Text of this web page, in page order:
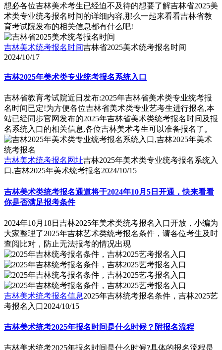
想必各位吉林美术考生已经迫不及待的想要了解吉林省2025美
术类专业统考报名时间的详细内容,那么一起来看看吉林省教
育考试院发布的相关信息都有什么吧!
吉林美术统考报名时间吉林省2025美术统考报名时间
2024/10/17
吉林2025年美术类专业统考报名系统入口
吉林省教育考试院近日发布:2025年吉林省美术类专业统考报
名时间已定!为方便各位吉林省美术类专业艺考生进行报名,本
站已经同步官网发布的2025年吉林省美术类统考报名时间及报
名系统入口的相关信息,各位吉林美术考生可以准备报名了。
吉林美术统考报名网址吉林2025年美术类专业统考报名系统入
口,吉林2025年美术统考报名2024/10/15
吉林美术类统考报名通道将于2024年10月5日开通，快来看看
你是否满足报考条件
2024年10月18日吉林2025年美术类统考报名入口开放，小编为
大家整理了2025年吉林艺术类统考报名条件，请各位考生及时
查阅比对，防止无法报考的情况出现
吉林美术统考报名信息2025年吉林统考报名条件，吉林2025艺
考报名入口2024/10/15
吉林美术统考2025年报名时间是什么时候？附报名流程
吉林美术统考2025年报名时间是什么时候?具体的报名流程是